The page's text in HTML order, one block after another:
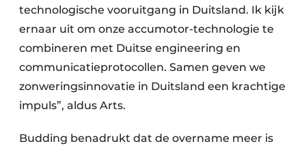
technologische vooruitgang in Duitsland. Ik kijk
ernaar uit om onze accumotor-technologie te
combineren met Duitse engineering en
communicatieprotocollen. Samen geven we
zonweringsinnovatie in Duitsland een krachtige
impuls”, aldus Arts.
Budding benadrukt dat de overname meer is